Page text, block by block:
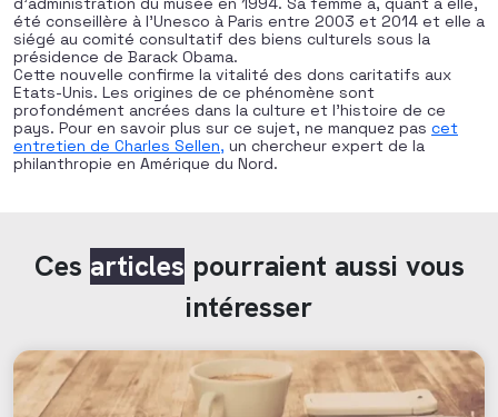
été conseillère à l’Unesco à Paris entre 2003 et 2014 et elle a
siégé au comité consultatif des biens culturels sous la
présidence de Barack Obama.
Cette nouvelle confirme la vitalité des dons caritatifs aux
Etats-Unis. Les origines de ce phénomène sont
profondément ancrées dans la culture et l’histoire de ce
pays. Pour en savoir plus sur ce sujet, ne manquez pas cet
entretien de Charles Sellen, un chercheur expert de la
philanthropie en Amérique du Nord.
Ces articles pourraient aussi vous
intéresser